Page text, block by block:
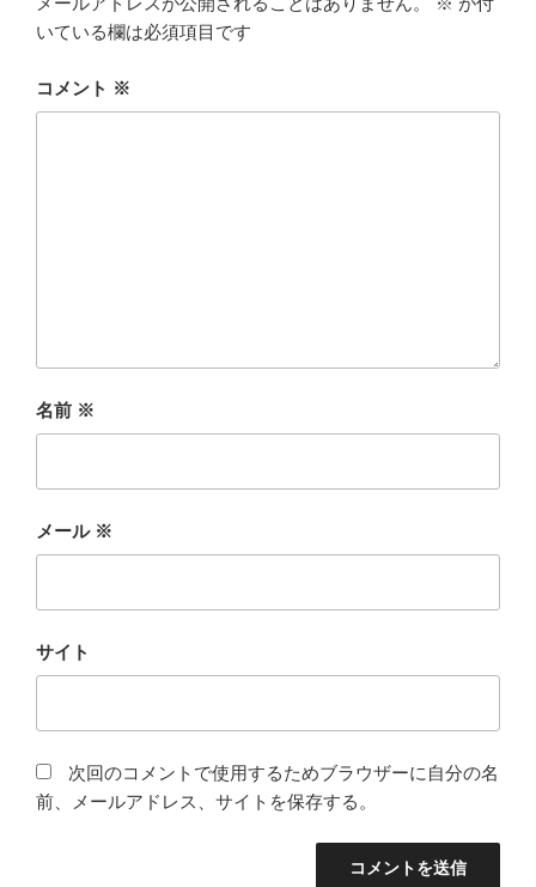
いている欄は必須項目です
コメント ※
名前 ※
メール ※
サイト
次回のコメントで使用するためブラウザーに自分の名
前、メールアドレス、サイトを保存する。